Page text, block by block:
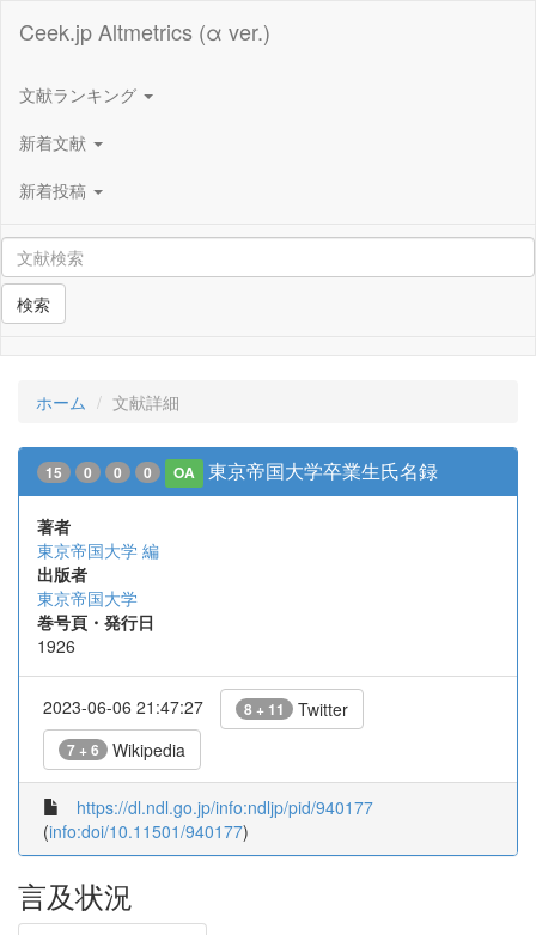
Ceek.jp Altmetrics (α ver.)
文献ランキング
新着文献
新着投稿
検索
ホーム 文献詳細
15 0 0 0 OA 東京帝国大学卒業生氏名録
著者
東京帝国大学 編
出版者
東京帝国大学
巻号頁・発行日
1926
2023-06-06 21:47:27 8 + 11 Twitter
7 + 6 Wikipedia
https://dl.ndl.go.jp/info:ndljp/pid/940177
(info:doi/10.11501/940177)
言及状況